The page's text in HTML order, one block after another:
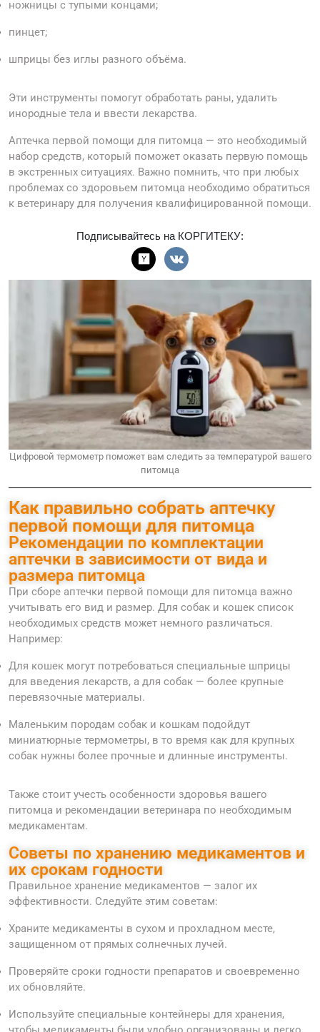
ножницы с тупыми концами;
пинцет;
шприцы без иглы разного объёма.
Эти инструменты помогут обработать раны, удалить
инородные тела и ввести лекарства.
Аптечка первой помощи для питомца — это необходимый
набор средств, который поможет оказать первую помощь
в экстренных ситуациях. Важно помнить, что при любых
проблемах со здоровьем питомца необходимо обратиться
к ветеринару для получения квалифицированной помощи.
Подписывайтесь на КОРГИТЕКУ:
Цифровой термометр поможет вам следить за температурой вашего
питомца
Как правильно собрать аптечку
первой помощи для питомца
Рекомендации по комплектации
аптечки в зависимости от вида и
размера питомца
При сборе аптечки первой помощи для питомца важно
учитывать его вид и размер. Для собак и кошек список
необходимых средств может немного различаться.
Например:
Для кошек могут потребоваться специальные шприцы
для введения лекарств, а для собак — более крупные
перевязочные материалы.
Маленьким породам собак и кошкам подойдут
миниатюрные термометры, в то время как для крупных
собак нужны более прочные и длинные инструменты.
Также стоит учесть особенности здоровья вашего
питомца и рекомендации ветеринара по необходимым
медикаментам.
Советы по хранению медикаментов и
их срокам годности
Правильное хранение медикаментов — залог их
эффективности. Следуйте этим советам:
Храните медикаменты в сухом и прохладном месте,
защищенном от прямых солнечных лучей.
Проверяйте сроки годности препаратов и своевременно
их обновляйте.
Используйте специальные контейнеры для хранения,